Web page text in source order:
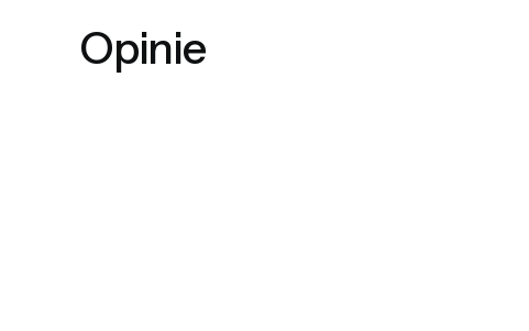
Opinie